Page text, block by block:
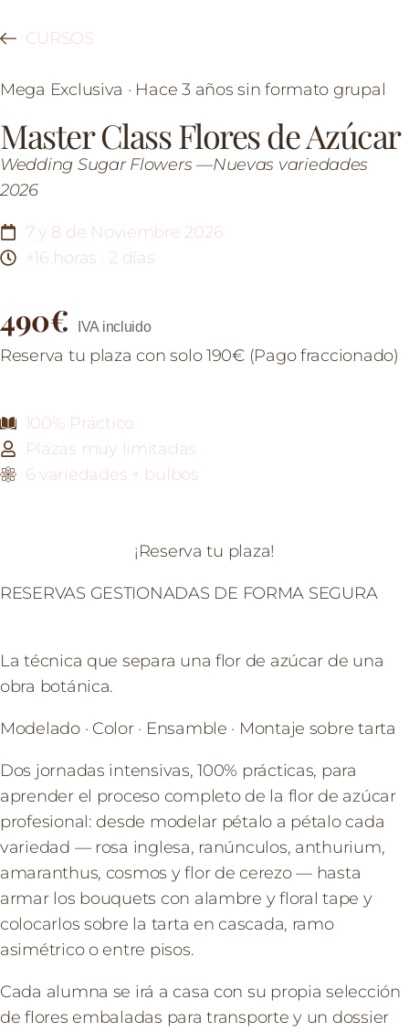
CURSOS
Mega Exclusiva · Hace 3 años sin formato grupal
Master Class Flores de Azúcar
Wedding Sugar Flowers —Nuevas variedades
2026
7 y 8 de Noviembre 2026
+16 horas · 2 días
490€ IVA incluido
Reserva tu plaza con solo 190€ (Pago fraccionado)
100% Práctico
Plazas muy limitadas
6 variedades + bulbos
¡Reserva tu plaza!
RESERVAS GESTIONADAS DE FORMA SEGURA
La técnica que separa una flor de azúcar de una
obra botánica.
Modelado · Color · Ensamble · Montaje sobre tarta
Dos jornadas intensivas, 100% prácticas, para
aprender el proceso completo de la flor de azúcar
profesional: desde modelar pétalo a pétalo cada
variedad — rosa inglesa, ranúnculos, anthurium,
amaranthus, cosmos y flor de cerezo — hasta
armar los bouquets con alambre y floral tape y
colocarlos sobre la tarta en cascada, ramo
asimétrico o entre pisos.
Cada alumna se irá a casa con su propia selección
de flores embaladas para transporte y un dossier